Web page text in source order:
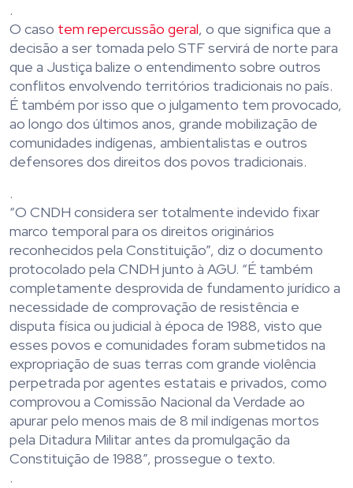
.
O caso tem repercussão geral, o que significa que a
decisão a ser tomada pelo STF servirá de norte para
que a Justiça balize o entendimento sobre outros
conflitos envolvendo territórios tradicionais no país.
É também por isso que o julgamento tem provocado,
ao longo dos últimos anos, grande mobilização de
comunidades indígenas, ambientalistas e outros
defensores dos direitos dos povos tradicionais.
.
“O CNDH considera ser totalmente indevido fixar
marco temporal para os direitos originários
reconhecidos pela Constituição”, diz o documento
protocolado pela CNDH junto à AGU. “É também
completamente desprovida de fundamento jurídico a
necessidade de comprovação de resistência e
disputa física ou judicial à época de 1988, visto que
esses povos e comunidades foram submetidos na
expropriação de suas terras com grande violência
perpetrada por agentes estatais e privados, como
comprovou a Comissão Nacional da Verdade ao
apurar pelo menos mais de 8 mil indígenas mortos
pela Ditadura Militar antes da promulgação da
Constituição de 1988”, prossegue o texto.
.